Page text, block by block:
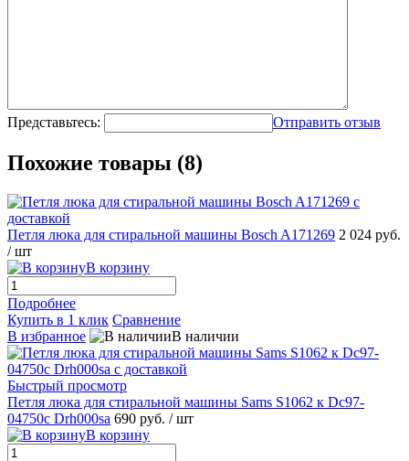
Представьтесь: Отправить отзыв
Похожие товары (8)
Петля люка для стиральной машины Bosch A171269 2 024 руб.
/ шт
В корзину
Подробнее
Купить в 1 клик Сравнение
В избранное
В наличии
Быстрый просмотр
Петля люка для стиральной машины Sams S1062 к Dc97-
04750c Drh000sa 690 руб. / шт
В корзину